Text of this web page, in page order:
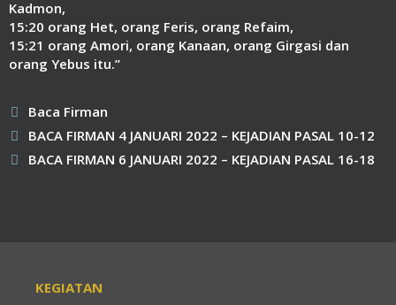
Kadmon,
15:20 orang Het, orang Feris, orang Refaim,
15:21 orang Amori, orang Kanaan, orang Girgasi dan
orang Yebus itu.”
Kategori
Baca Firman
BACA FIRMAN 4 JANUARI 2022 – KEJADIAN PASAL 10-12
BACA FIRMAN 6 JANUARI 2022 – KEJADIAN PASAL 16-18
KEGIATAN